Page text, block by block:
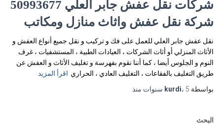
شركات نقل عفش جابر العلي 50993677
شركة نقل عفش واثاث منازل ومكاتب
نقل عفش جابر العلي للعمل على فك و تركيب و نقل جميع أنواع العفش و
الأثاث المنزلي أو أثاث الشركات ، العيادات الطبية ، المستشفيات ، غرف
النوم و الجلوس أيضا ، كما أننا نقوم بفهرسة و تغليف الأثاث و العفش عن
طريق التغليف بالفقاعات ، التغليف العادي ، الحراري اقرأ المزيد
بواسطة
kurdi، 5 سنوات منذ
البحث